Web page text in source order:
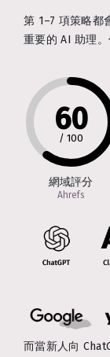
第 1–7 項策略都
重要的 AI 助理
60
/ 100
網域評分
Ahrefs
而當新人向